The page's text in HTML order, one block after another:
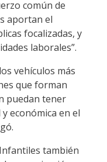
común de
aportan el
focalizadas, y
laborales”.
vehículos más
que forman
puedan tener
económica en el
también